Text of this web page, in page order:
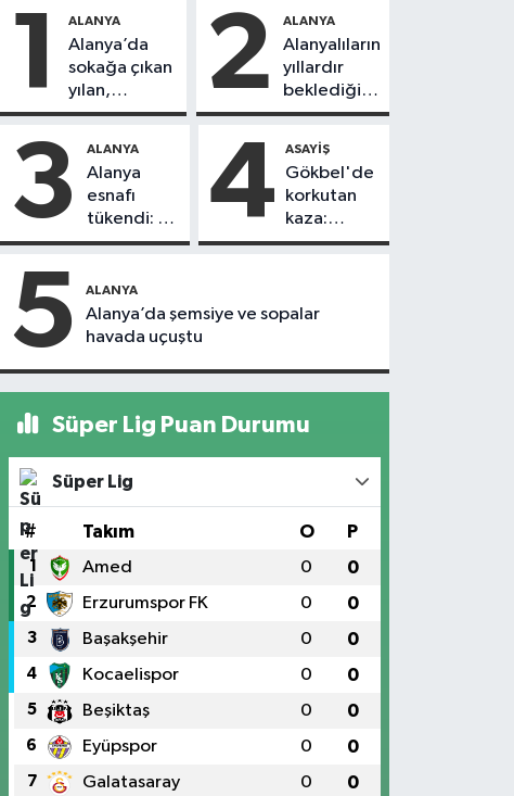
1 ALANYA
Alanya’da
sokağa çıkan
yılan,
vatandaşı
2 ALANYA
Alanyalıların
yıllardır
beklediği
yol askıdan
3 ALANYA
Alanya
esnafı
tükendi: 1
ayda 150
kapandı
4 ASAYIŞ
Gökbel'de
korkutan
kaza:
Başkanın
çarptı
5 ALANYA
Alanya’da şemsiye ve sopalar
havada uçuştu
Süper Lig Puan Durumu
Süper Lig
# Takım O P
1 Amed 0 0
2 Erzurumspor FK 0 0
3 Başakşehir 0 0
4 Kocaelispor 0 0
5 Beşiktaş 0 0
6 Eyüpspor 0 0
7 Galatasaray 0 0